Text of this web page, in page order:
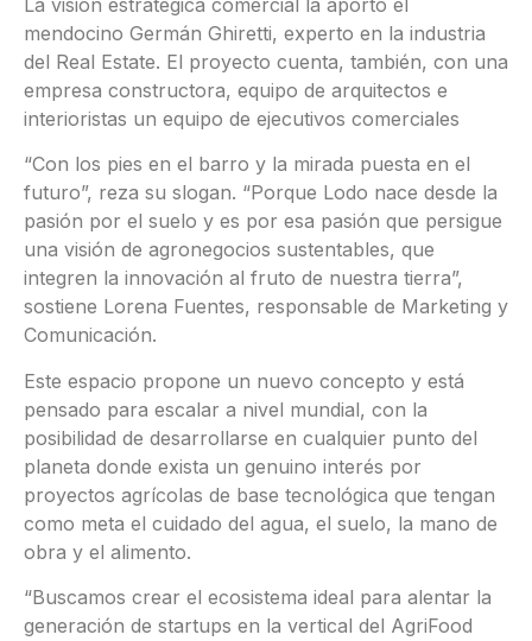
mendocino Germán Ghiretti, experto en la industria
del Real Estate. El proyecto cuenta, también, con una
empresa constructora, equipo de arquitectos e
interioristas un equipo de ejecutivos comerciales
“Con los pies en el barro y la mirada puesta en el
futuro”, reza su slogan. “Porque Lodo nace desde la
pasión por el suelo y es por esa pasión que persigue
una visión de agronegocios sustentables, que
integren la innovación al fruto de nuestra tierra”,
sostiene Lorena Fuentes, responsable de Marketing y
Comunicación.
Este espacio propone un nuevo concepto y está
pensado para escalar a nivel mundial, con la
posibilidad de desarrollarse en cualquier punto del
planeta donde exista un genuino interés por
proyectos agrícolas de base tecnológica que tengan
como meta el cuidado del agua, el suelo, la mano de
obra y el alimento.
“Buscamos crear el ecosistema ideal para alentar la
generación de startups en la vertical del AgriFood